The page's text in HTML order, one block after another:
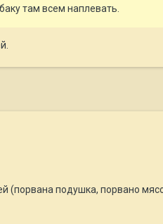
там всем наплевать.
(порвана подушка, порвано